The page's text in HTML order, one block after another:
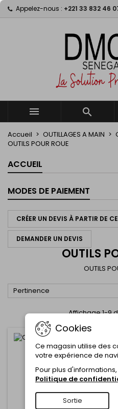
Appelez-nous : +221 33 832 46
 
Accueil OUTILLAGES A MAIN
OUTILS POUR ROUE
ACCUEIL
MODES DE PAIEMENT
CRÉER UN DEVIS À PARTIR DE
DEMANDER UN DEVIS
OUTILS
OUTILS
Pertinence
Affichage 1-9
MARQUE:
COFFRET 8PCS GUIDE
My wishlists
((modalTitle))
((confirmMessage))
((cancelText))
((title))
Connexion
Vous devez être
à votre liste d'envies.
Cookies
Ce magasin utilise des
votre expérience de
Pour plus
Politique de
Sortie